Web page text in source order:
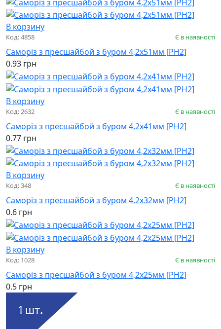
В корзину
Код: 4858 Є в наявності
Саморіз з пресшайбой з буром 4,2х51мм [PH2]
0.93 грн
В корзину
Код: 2632 Є в наявності
Саморіз з пресшайбой з буром 4,2х41мм [PH2]
0.77 грн
В корзину
Код: 348 Є в наявності
Саморіз з пресшайбой з буром 4,2х32мм [PH2]
0.6 грн
В корзину
Код: 1028 Є в наявності
Саморіз з пресшайбой з буром 4,2х25мм [PH2]
0.5 грн